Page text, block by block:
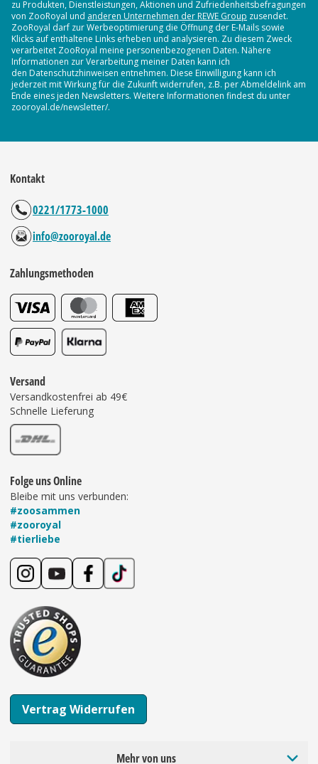
zu Produkten, Dienstleistungen, Aktionen und Zufriedenheitsbefragungen
von ZooRoyal und anderen Unternehmen der REWE Group zusendet.
ZooRoyal darf zur Werbeoptimierung die Öffnung der E-Mails sowie
Klicks auf enthaltene Links erheben und analysieren. Zu diesem Zweck
verarbeitet ZooRoyal meine personenbezogenen Daten. Nähere
Informationen zur Verarbeitung meiner Daten kann ich
den Datenschutzhinweisen entnehmen. Diese Einwilligung kann ich
jederzeit mit Wirkung für die Zukunft widerrufen, z.B. per Abmeldelink am
Ende eines jeden Newsletters. Weitere Informationen findest du unter
zooroyal.de/newsletter/.
Kontakt
0221/1773-1000
info@zooroyal.de
Zahlungsmethoden
Versand
Versandkostenfrei ab 49€
Schnelle Lieferung
Folge uns Online
Bleibe mit uns verbunden:
#zoosammen
#zooroyal
#tierliebe
Vertrag Widerrufen
Mehr von uns